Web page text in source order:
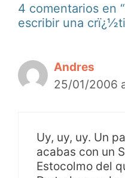
4 comentarios en
escribir una
Andres
25/01/2006
Uy, uy, uy. Un
acabas con un
Estocolmo del